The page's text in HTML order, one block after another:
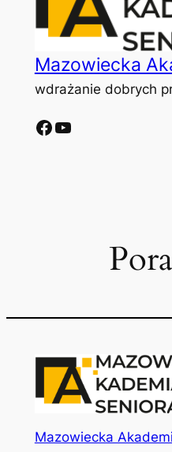
Mazowiecka
wdrażanie dobrych
Facebook
YouTube
Mazowiecka